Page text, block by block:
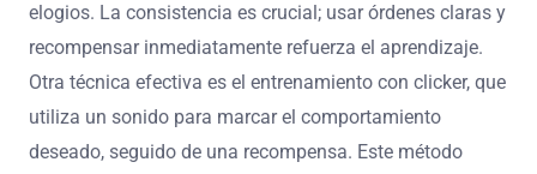
elogios. La consistencia es crucial; usar órdenes claras y
recompensar inmediatamente refuerza el aprendizaje.
Otra técnica efectiva es el entrenamiento con clicker, que
utiliza un sonido para marcar el comportamiento
deseado, seguido de una recompensa. Este método